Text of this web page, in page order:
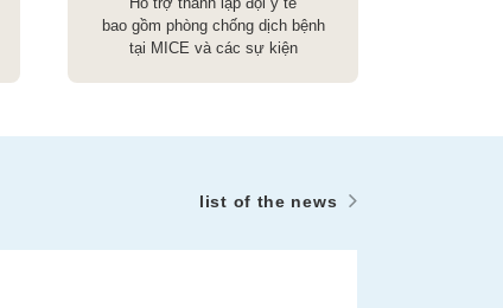
bao gồm phòng chống dịch bệnh
tại MICE và các sự kiện
list of the news